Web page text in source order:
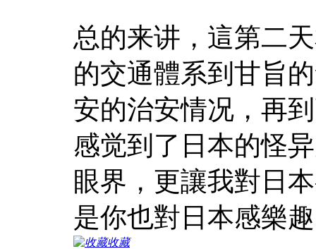
总的来讲，這第二
的交通體系到甘旨
安的治安情况，再
感觉到了日本的怪
眼界，更讓我對日
是你也對日本感樂
收藏